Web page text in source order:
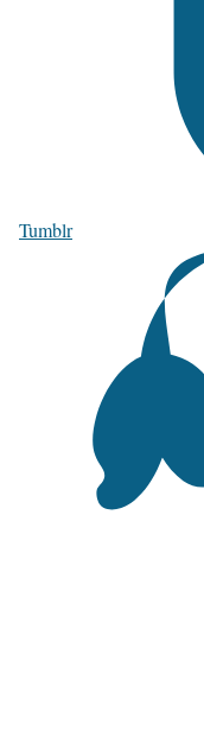
Tumblr